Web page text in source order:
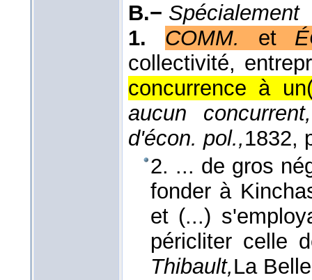
B.− Spécialement
1.
COMM. et
collectivité,
concurrence à
aucun
d'écon. pol.,1832,
2. ... de gros
fonder à
et (...)
péricliter celle
Thibault,La